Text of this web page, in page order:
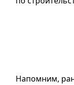
Напомним,